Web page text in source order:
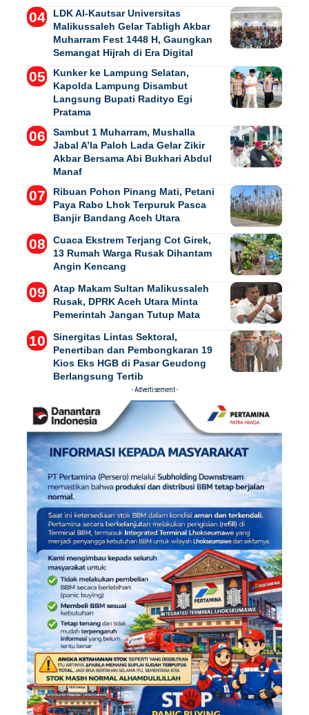
LDK Al-Kautsar Universitas
Malikussaleh Gelar Tabligh Akbar
Muharram Fest 1448 H, Gaungkan
Semangat Hijrah di Era Digital
Kunker ke Lampung Selatan,
Kapolda Lampung Disambut
Langsung Bupati Radityo Egi
Pratama
Sambut 1 Muharram, Mushalla
Jabal A’la Paloh Lada Gelar Zikir
Akbar Bersama Abi Bukhari Abdul
Manaf
Ribuan Pohon Pinang Mati, Petani
Paya Rabo Lhok Terpuruk Pasca
Banjir Bandang Aceh Utara
Cuaca Ekstrem Terjang Cot Girek,
13 Rumah Warga Rusak Dihantam
Angin Kencang
Atap Makam Sultan Malikussaleh
Rusak, DPRK Aceh Utara Minta
Pemerintah Jangan Tutup Mata
Sinergitas Lintas Sektoral,
Penertiban dan Pembongkaran 19
Kios Eks HGB di Pasar Geudong
Berlangsung Tertib
- Advertisement -